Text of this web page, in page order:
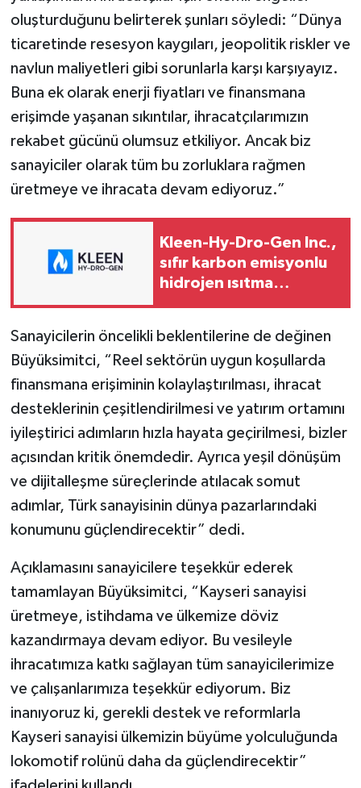
oluşturduğunu belirterek şunları söyledi: “Dünya
ticaretinde resesyon kaygıları, jeopolitik riskler ve
navlun maliyetleri gibi sorunlarla karşı karşıyayız.
Buna ek olarak enerji fiyatları ve finansmana
erişimde yaşanan sıkıntılar, ihracatçılarımızın
rekabet gücünü olumsuz etkiliyor. Ancak biz
sanayiciler olarak tüm bu zorluklara rağmen
üretmeye ve ihracata devam ediyoruz.”
Kleen-Hy-Dro-Gen Inc.,
sıfır karbon emisyonlu
hidrojen ısıtma
onaylarını aldı
Sanayicilerin öncelikli beklentilerine de değinen
Büyüksimitci, “Reel sektörün uygun koşullarda
finansmana erişiminin kolaylaştırılması, ihracat
desteklerinin çeşitlendirilmesi ve yatırım ortamını
iyileştirici adımların hızla hayata geçirilmesi, bizler
açısından kritik önemdedir. Ayrıca yeşil dönüşüm
ve dijitalleşme süreçlerinde atılacak somut
adımlar, Türk sanayisinin dünya pazarlarındaki
konumunu güçlendirecektir” dedi.
Açıklamasını sanayicilere teşekkür ederek
tamamlayan Büyüksimitci, “Kayseri sanayisi
üretmeye, istihdama ve ülkemize döviz
kazandırmaya devam ediyor. Bu vesileyle
ihracatımıza katkı sağlayan tüm sanayicilerimize
ve çalışanlarımıza teşekkür ediyorum. Biz
inanıyoruz ki, gerekli destek ve reformlarla
Kayseri sanayisi ülkemizin büyüme yolculuğunda
lokomotif rolünü daha da güçlendirecektir”